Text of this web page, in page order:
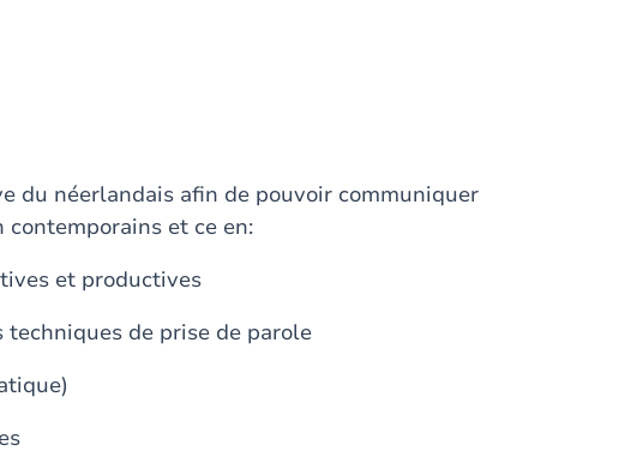
du néerlandais afin de pouvoir communiquer
et ce en:
et productives
de prise de parole